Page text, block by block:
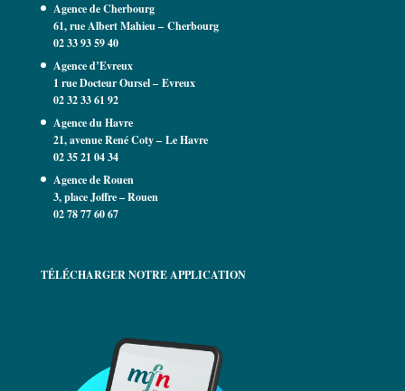
Agence de Cherbourg
61, rue Albert Mahieu – Cherbourg
02 33 93 59 40
Agence d’Evreux
1 rue Docteur Oursel – Evreux
02 32 33 61 92
Agence du Havre
21, avenue René Coty – Le Havre
02 35 21 04 34
Agence de Rouen
3, place Joffre – Rouen
02 78 77 60 67
TÉLÉCHARGER NOTRE APPLICATION